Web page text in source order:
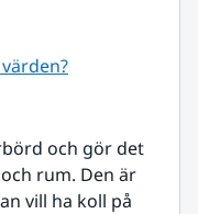
och gör det
rum. Den är
vill ha koll på